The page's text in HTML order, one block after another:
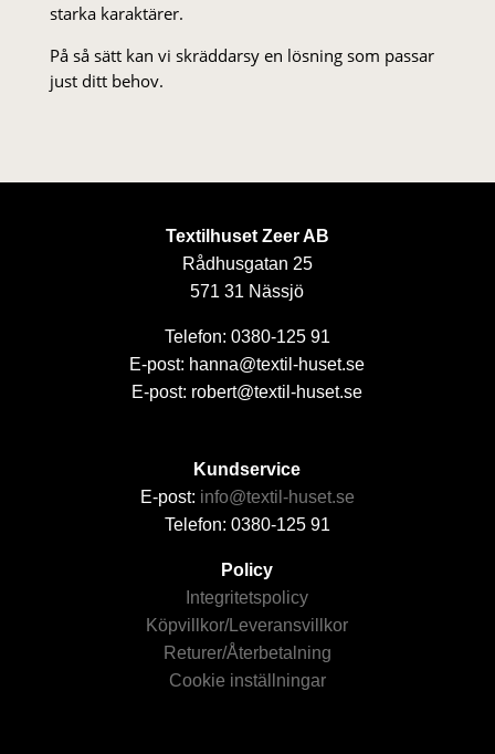
starka karaktärer.
På så sätt kan vi skräddarsy en lösning som passar
just ditt behov.
Textilhuset Zeer AB
Rådhusgatan 25
571 31 Nässjö
Telefon: 0380-125 91
E-post: hanna@textil-huset.se
E-post: robert@textil-huset.se
Kundservice
E-post: info@textil-huset.se
Telefon: 0380-125 91
Policy
Integritetspolicy
Köpvillkor/Leveransvillkor
Returer/Återbetalning
Cookie inställningar